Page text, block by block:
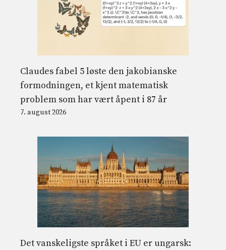
Claudes fabel 5 løste den jakobianske
formodningen, et kjent matematisk
problem som har vært åpent i 87 år
7. august 2026
Det vanskeligste språket i EU er ungarsk: